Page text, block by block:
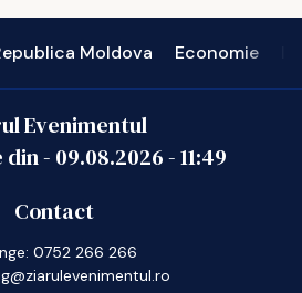
Moldova Economie
Evenimentul
din - 09.08.2026-11:49
Contact
0752 266 266